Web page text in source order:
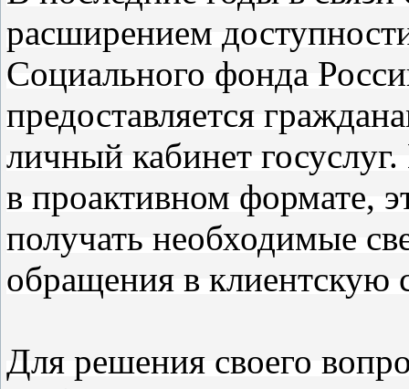
расширением
Социального фонда
предоставляется
личный кабинет
в проактивном формате,
получать необходимые
обращения в клиентскую
Для решения своего